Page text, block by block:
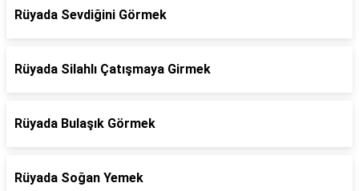
Rüyada Sevdiğini Görmek
Rüyada Silahlı Çatışmaya Girmek
Rüyada Bulaşık Görmek
Rüyada Soğan Yemek